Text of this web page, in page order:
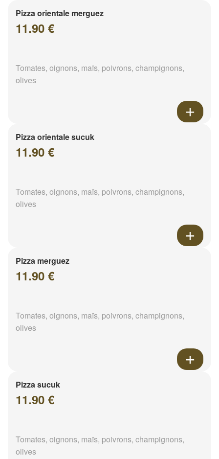
Pizza orientale merguez
11.90 €
Tomates, oignons, maïs, poivrons, champignons,
olives
Pizza orientale sucuk
11.90 €
Tomates, oignons, maïs, poivrons, champignons,
olives
Pizza merguez
11.90 €
Tomates, oignons, maïs, poivrons, champignons,
olives
Pizza sucuk
11.90 €
Tomates, oignons, maïs, poivrons, champignons,
olives